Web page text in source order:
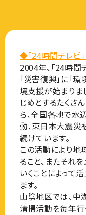
◆「24時間テレビ
2004年、「24時間
「災害復興」に「
境支援が始まりま
じめとするたくさ
ら、全国各地で水
動、東日本大震
続けています。
この活動により地
ること、またそれ
いくことによって
ます。
山陰地区では、中
清掃活動を毎年行